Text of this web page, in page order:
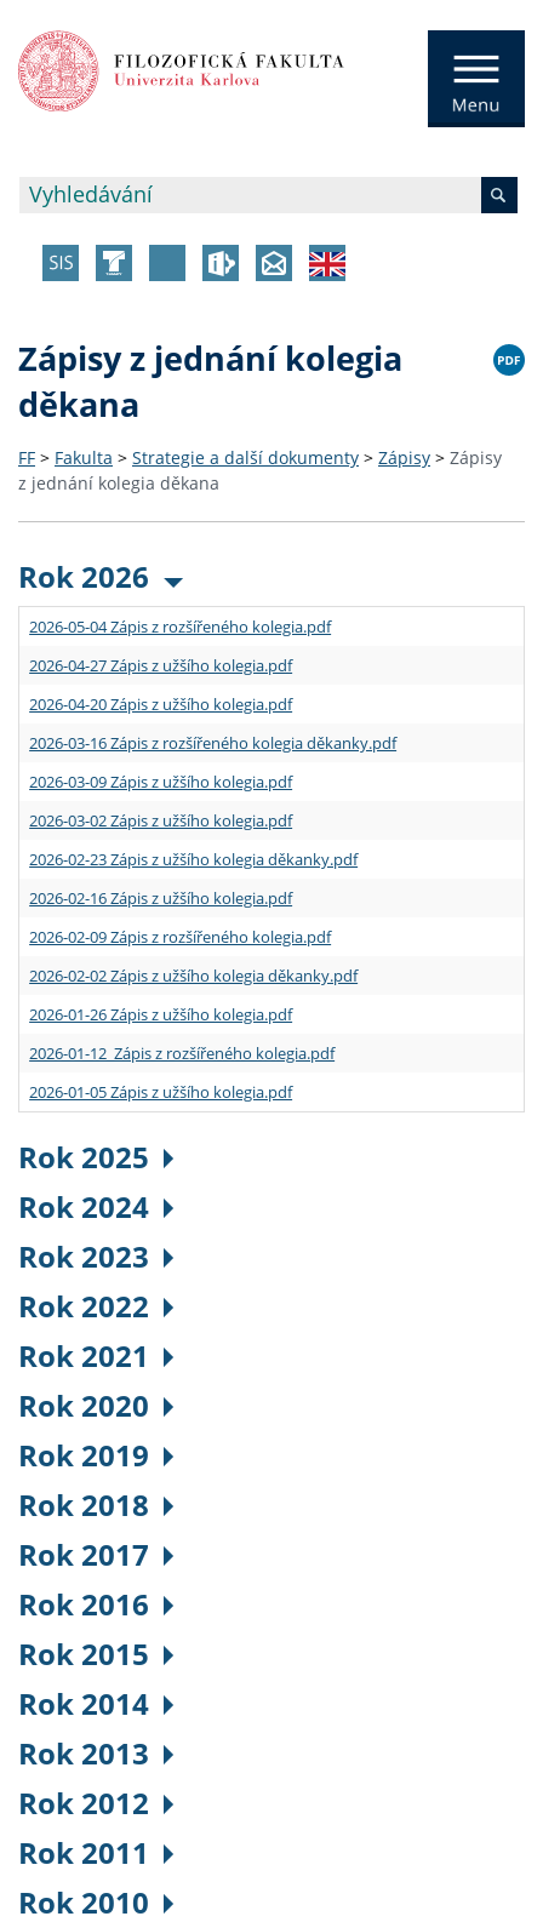
Zápisy z jednání kolegia
děkana
FF > Fakulta > Strategie a další dokumenty > Zápisy > Zápisy
z jednání kolegia děkana
Rok 2026
2026-05-04 Zápis z rozšířeného kolegia.pdf
2026-04-27 Zápis z užšího kolegia.pdf
2026-04-20 Zápis z užšího kolegia.pdf
2026-03-16 Zápis z rozšířeného kolegia děkanky.pdf
2026-03-09 Zápis z užšího kolegia.pdf
2026-03-02 Zápis z užšího kolegia.pdf
2026-02-23 Zápis z užšího kolegia děkanky.pdf
2026-02-16 Zápis z užšího kolegia.pdf
2026-02-09 Zápis z rozšířeného kolegia.pdf
2026-02-02 Zápis z užšího kolegia děkanky.pdf
2026-01-26 Zápis z užšího kolegia.pdf
2026-01-12 Zápis z rozšířeného kolegia.pdf
2026-01-05 Zápis z užšího kolegia.pdf
Rok 2025
Rok 2024
Rok 2023
Rok 2022
Rok 2021
Rok 2020
Rok 2019
Rok 2018
Rok 2017
Rok 2016
Rok 2015
Rok 2014
Rok 2013
Rok 2012
Rok 2011
Rok 2010